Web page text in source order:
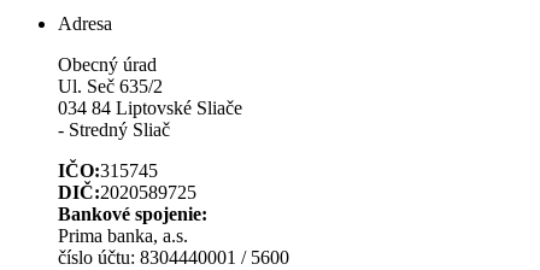
Adresa
Obecný úrad
Ul. Seč 635/2
034 84 Liptovské Sliače
- Stredný Sliač
IČO:315745
DIČ:2020589725
Bankové spojenie:
Prima banka, a.s.
číslo účtu: 8304440001 / 5600